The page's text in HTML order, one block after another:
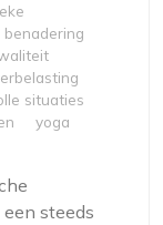
situaties
yoga
steeds